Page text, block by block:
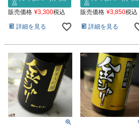
品
販売価格 ¥3,300税込
詳細を見る
品
販売価格 ¥3,850税込
詳細を見る